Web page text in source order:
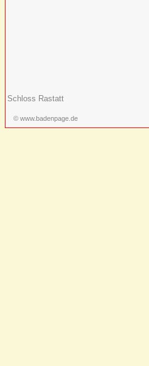
Schloss Rastatt
© www.badenpage.de